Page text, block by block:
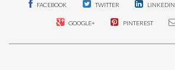
FACEBOOK TWITTER LINKEDIN
GOOGLE+ PINTEREST